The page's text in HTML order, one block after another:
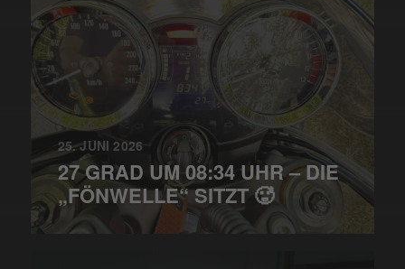
25. JUNI 2026
27 GRAD UM 08:34 UHR – DIE
„FÖNWELLE“ SITZT 🥵